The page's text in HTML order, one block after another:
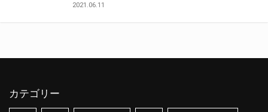
2021.06.11
カテゴリー